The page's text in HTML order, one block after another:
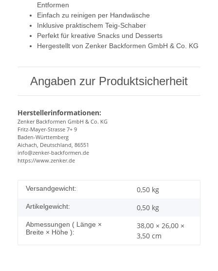
Entformen
Einfach zu reinigen per Handwäsche
Inklusive praktischem Teig-Schaber
Perfekt für kreative Snacks und Desserts
Hergestellt von Zenker Backformen GmbH & Co. KG
Angaben zur Produktsicherheit
Herstellerinformationen:
Zenker Backformen GmbH & Co. KG
Fritz-Mayer-Strasse 7+ 9
Baden-Württemberg
Aichach, Deutschland, 86551
info@zenker-backformen.de
https://www.zenker.de
Versandgewicht: 0,50 kg
Artikelgewicht: 0,50 kg
Abmessungen ( Länge ×
Breite × Höhe ):
38,00 × 26,00 ×
3,50 cm